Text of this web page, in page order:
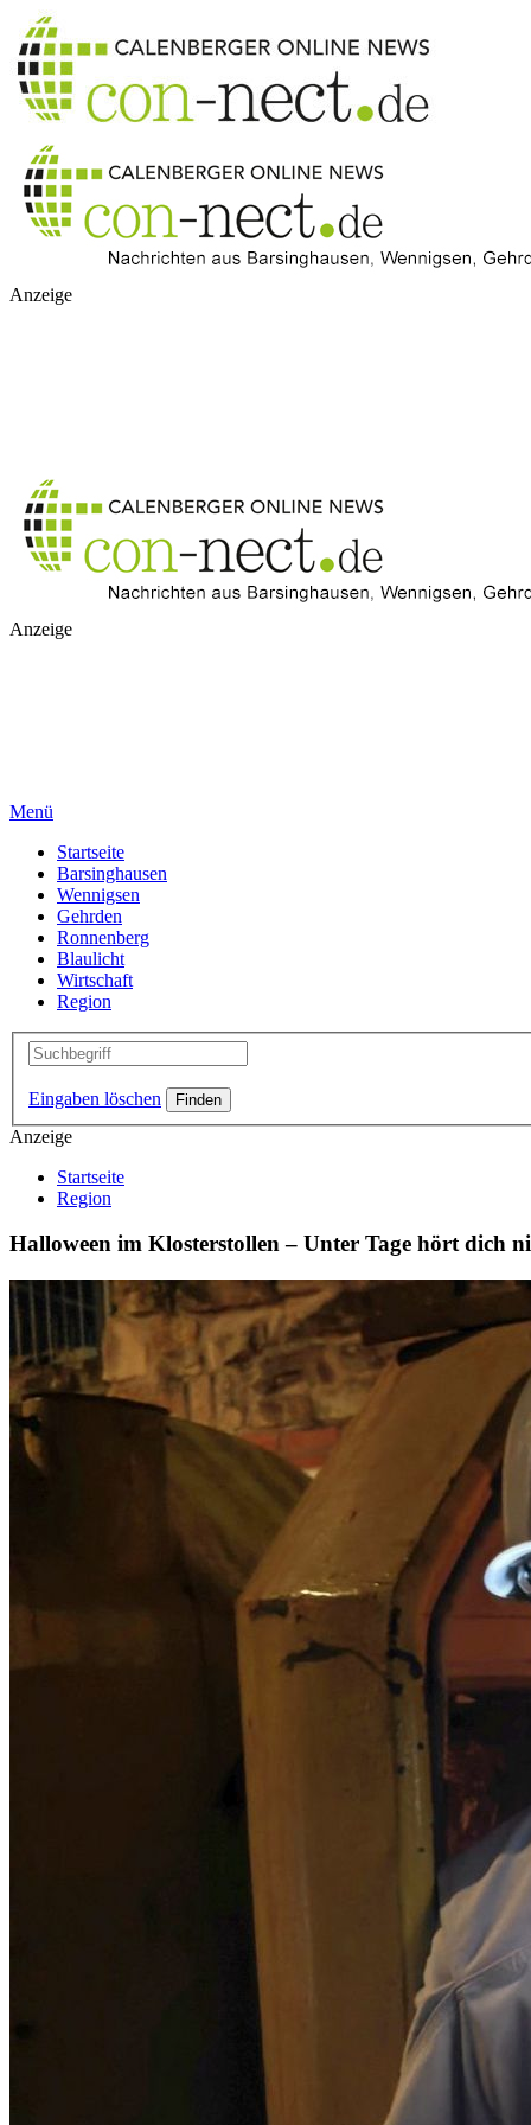
Anzeige
Anzeige
Menü
Startseite
Barsinghausen
Wennigsen
Gehrden
Ronnenberg
Blaulicht
Wirtschaft
Region
Eingaben löschen
Anzeige
Startseite
Region
Halloween im Klosterstollen – Unter Tage hört dich